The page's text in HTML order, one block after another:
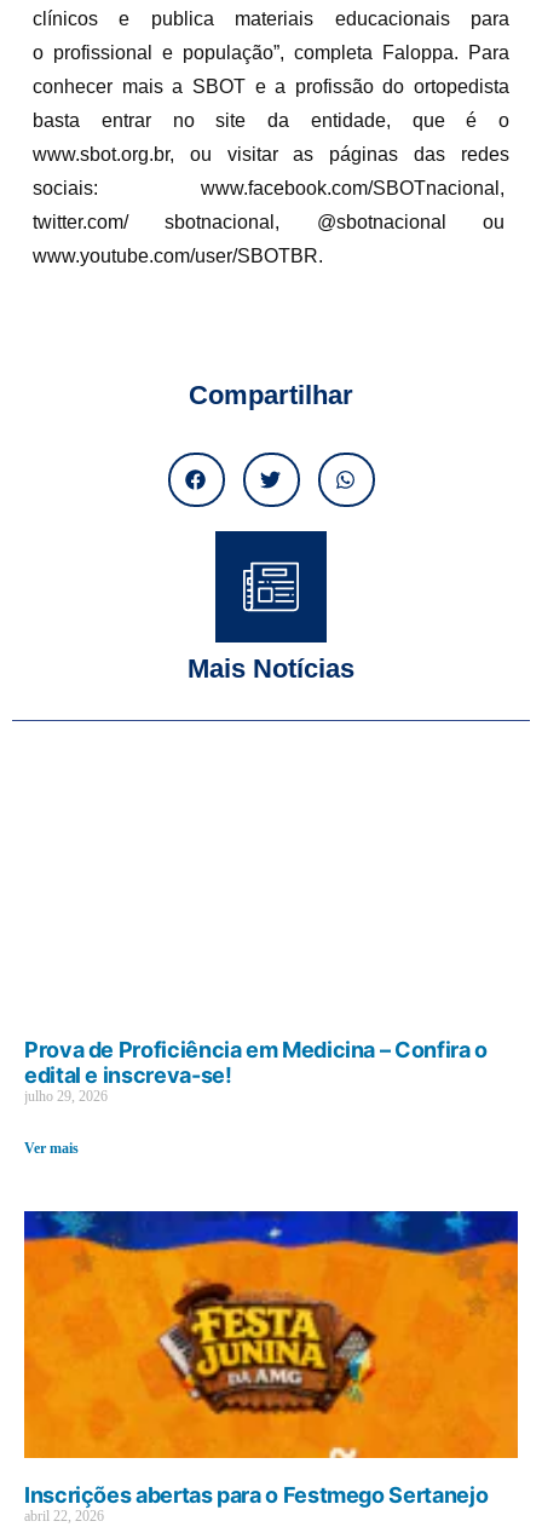
clínicos e publica materiais educacionais para
o profissional e população”, completa Faloppa. Para
conhecer mais a SBOT e a profissão do ortopedista
basta entrar no site da entidade, que é o
www.sbot.org.br, ou visitar as páginas das redes
sociais: www.facebook.com/SBOTnacional,
twitter.com/ sbotnacional, @sbotnacional ou
www.youtube.com/user/SBOTBR.
Compartilhar
Mais Notícias
Prova de Proficiência em Medicina – Confira o
edital e inscreva-se!
julho 29, 2026
Ver mais
Inscrições abertas para o Festmego Sertanejo
abril 22, 2026